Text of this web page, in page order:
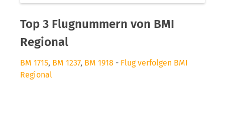
Top 3 Flugnummern von BMI
Regional
BM 1715, BM 1237, BM 1918 - Flug verfolgen BMI
Regional